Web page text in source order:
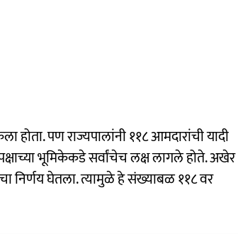
होता. पण राज्यपालांनी ११८ आमदारांची यादी
भूमिकेकडे सर्वांचेच लक्ष लागले होते. अखेर
निर्णय घेतला. त्यामुळे हे संख्याबळ ११८ वर